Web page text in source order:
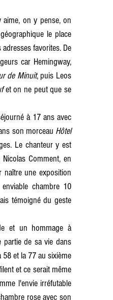
on y pense, on
le place
favorites. De
car Hemingway,
de Minuit, puis Leos
et on ne peut que se
à 17 ans avec
son morceau Hôtel
Le chanteur y est
Comment, en
une exposition
chambre 10
témoigné du geste
et un hommage à
partie de sa vie dans
58 et la 77 au sixième
et ce serait même
l'envie irréfutable
rose avec son